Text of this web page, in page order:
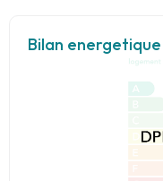
Bilan energetique